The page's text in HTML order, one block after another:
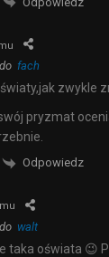
fach
zwykle
pryzmat
Odpowiedz
walt
taka oświata 😉